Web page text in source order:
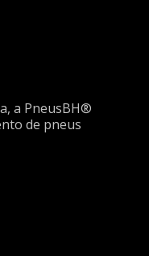
a PneusBH®
de pneus